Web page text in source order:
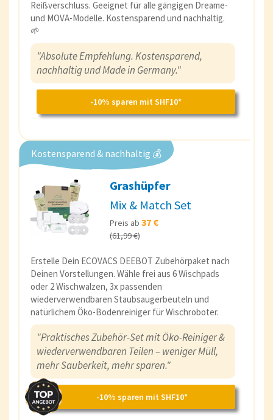
Reißverschluss. Geeignet für alle gängigen Dreame-
und MOVA-Modelle. Kostensparend und nachhaltig.
🌱
"Absolute Empfehlung. Kostensparend,
nachhaltig und Made in Germany."
-10% sparen mit SHF10*
Kostensparend & nachhaltig 💰
Grashüpfer
Mix & Match Set
Preis ab 37 €
(61,99 €)
Erstelle Dein ECOVACS DEEBOT Zubehörpaket nach
Deinen Vorstellungen. Wähle frei aus 6 Wischpads
oder 2 Wischwalzen, 3x passenden
wiederverwendbaren Staubsaugerbeuteln und
natürlichem Öko-Bodenreiniger für Wischroboter.
"Praktisches Zubehör-Set mit Öko-Reiniger &
wiederverwendbaren Teilen – weniger Müll,
mehr Sauberkeit, mehr sparen."
-10% sparen mit SHF10*